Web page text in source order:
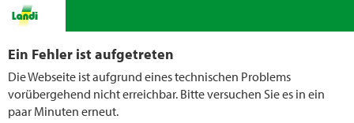
Ein Fehler ist aufgetreten
Die Webseite ist aufgrund eines technischen Problems
vorübergehend nicht erreichbar. Bitte versuchen Sie es in ein
paar Minuten erneut.